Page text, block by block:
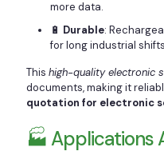
more data.
🔋 Durable:
for long industrial
This high-quality electronic
documents, making it
quotation for electronic
🏭 Applications